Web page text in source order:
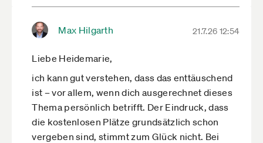
Max Hilgarth 21.7.26 12:54
Liebe Heidemarie,
ich kann gut verstehen, dass das enttäuschend
ist – vor allem, wenn dich ausgerechnet dieses
Thema persönlich betrifft. Der Eindruck, dass
die kostenlosen Plätze grundsätzlich schon
vergeben sind, stimmt zum Glück nicht. Bei